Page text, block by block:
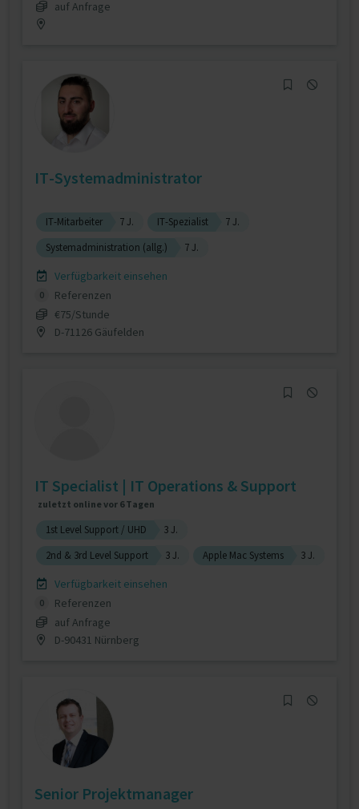
auf Anfrage
IT-Systemadministrator
IT-Mitarbeiter 7 J. IT-Spezialist
7 J.
Systemadministration (allg.)
7 J.
Verfügbarkeit einsehen
0
Referenzen
€75/Stunde
D-71126 Gäufelden
IT Specialist | IT Operations & Support
zuletzt online vor 6 Tagen
1st Level Support / UHD
3 J.
2nd & 3rd Level Support
3 J. Apple Mac Systems 3 J.
Verfügbarkeit einsehen
0
Referenzen
auf Anfrage
D-90431 Nürnberg
Senior Projektmanager